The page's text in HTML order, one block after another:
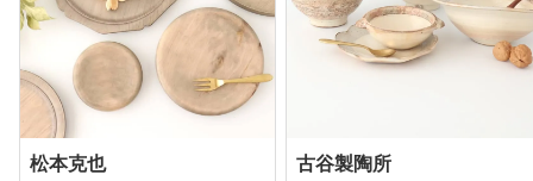
松本克也 古谷製陶所